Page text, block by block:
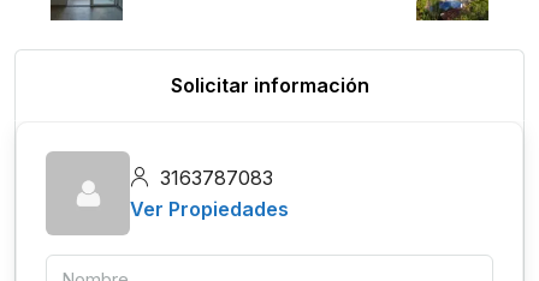
Solicitar información
3163787083
Ver Propiedades